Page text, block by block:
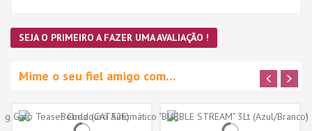
SEJA O PRIMEIRO A FAZER UMA AVALIAÇÃO !
Mime o seu fiel amigo com…